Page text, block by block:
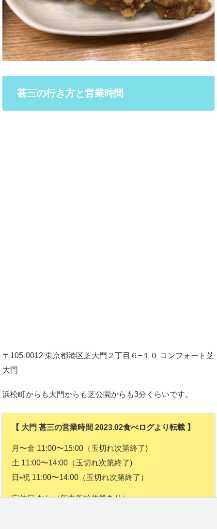
甚三の行き方と営業時間
〒105-0012 東京都港区芝大門２丁目６−１０ コンフォート芝
大門
浜松町からも大門からも芝公園からも3分くらいです。
【 大門 甚三の営業時間 2023.02食べログより転載 】
月〜金 11:00〜15:00（玉切れ次第終了)
土 11:00〜14:00（玉切れ次第終了)
日•祝 11:00〜14:00（玉切れ次第終了）
定休日 なし（年末年始休業あり）